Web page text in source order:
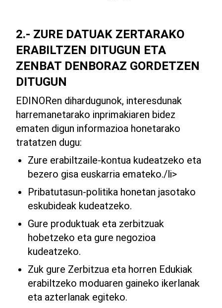
2.- ZURE DATUAK ZERTARAKO
ERABILTZEN DITUGUN ETA
ZENBAT DENBORAZ GORDETZEN
DITUGUN
EDINORen dihardugunok, interesdunak
harremanetarako inprimakiaren bidez
ematen digun informazioa honetarako
tratatzen dugu:
Zure erabiltzaile-kontua kudeatzeko eta
bezero gisa euskarria emateko./li>
Pribatutasun-politika honetan jasotako
eskubideak kudeatzeko.
Gure produktuak eta zerbitzuak
hobetzeko eta gure negozioa
kudeatzeko.
Zuk gure Zerbitzua eta horren Edukiak
erabiltzeko moduaren gaineko ikerlanak
eta azterlanak egiteko.